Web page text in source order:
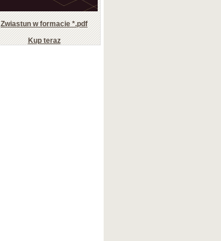
Zwiastun w formacie *.pdf
Kup teraz